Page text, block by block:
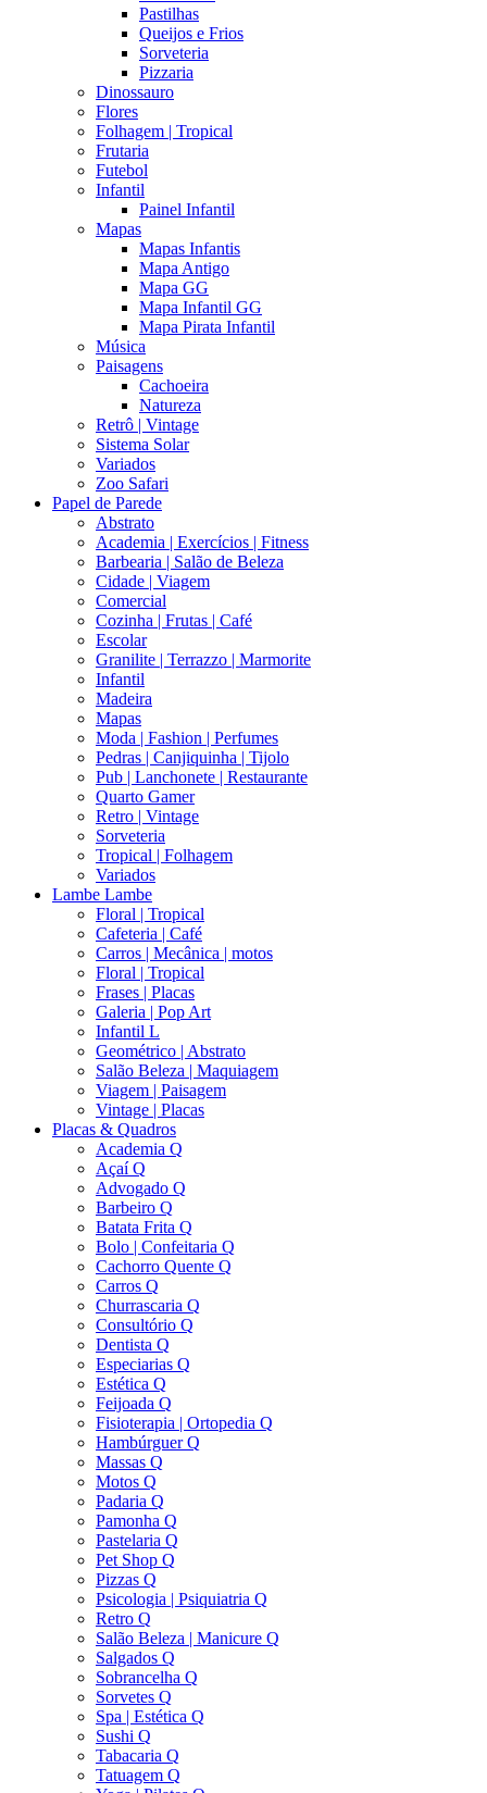
Pastilhas
Queijos e Frios
Sorveteria
Pizzaria
Dinossauro
Flores
Folhagem | Tropical
Frutaria
Futebol
Infantil
Painel Infantil
Mapas
Mapas Infantis
Mapa Antigo
Mapa GG
Mapa Infantil GG
Mapa Pirata Infantil
Música
Paisagens
Cachoeira
Natureza
Retrô | Vintage
Sistema Solar
Variados
Zoo Safari
Papel de Parede
Abstrato
Academia | Exercícios | Fitness
Barbearia | Salão de Beleza
Cidade | Viagem
Comercial
Cozinha | Frutas | Café
Escolar
Granilite | Terrazzo | Marmorite
Infantil
Madeira
Mapas
Moda | Fashion | Perfumes
Pedras | Canjiquinha | Tijolo
Pub | Lanchonete | Restaurante
Quarto Gamer
Retro | Vintage
Sorveteria
Tropical | Folhagem
Variados
Lambe Lambe
Floral | Tropical
Cafeteria | Café
Carros | Mecânica | motos
Floral | Tropical
Frases | Placas
Galeria | Pop Art
Infantil L
Geométrico | Abstrato
Salão Beleza | Maquiagem
Viagem | Paisagem
Vintage | Placas
Placas & Quadros
Academia Q
Açaí Q
Advogado Q
Barbeiro Q
Batata Frita Q
Bolo | Confeitaria Q
Cachorro Quente Q
Carros Q
Churrascaria Q
Consultório Q
Dentista Q
Especiarias Q
Estética Q
Feijoada Q
Fisioterapia | Ortopedia Q
Hambúrguer Q
Massas Q
Motos Q
Padaria Q
Pamonha Q
Pastelaria Q
Pet Shop Q
Pizzas Q
Psicologia | Psiquiatria Q
Retro Q
Salão Beleza | Manicure Q
Salgados Q
Sobrancelha Q
Sorvetes Q
Spa | Estética Q
Sushi Q
Tabacaria Q
Tatuagem Q